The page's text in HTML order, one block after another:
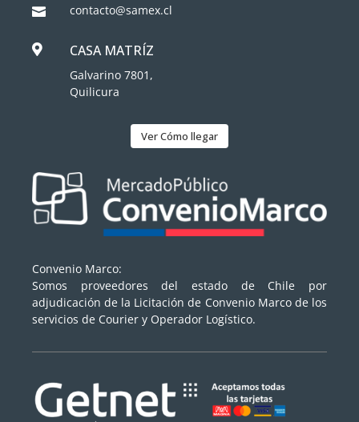
 contacto@samex.cl
 CASA MATRÍZ
Galvarino 7801,
Quilicura
Ver Cómo llegar
Convenio Marco:
Somos proveedores del estado de Chile por
adjudicación de la Licitación de Convenio Marco de los
servicios de Courier y Operador Logístico.